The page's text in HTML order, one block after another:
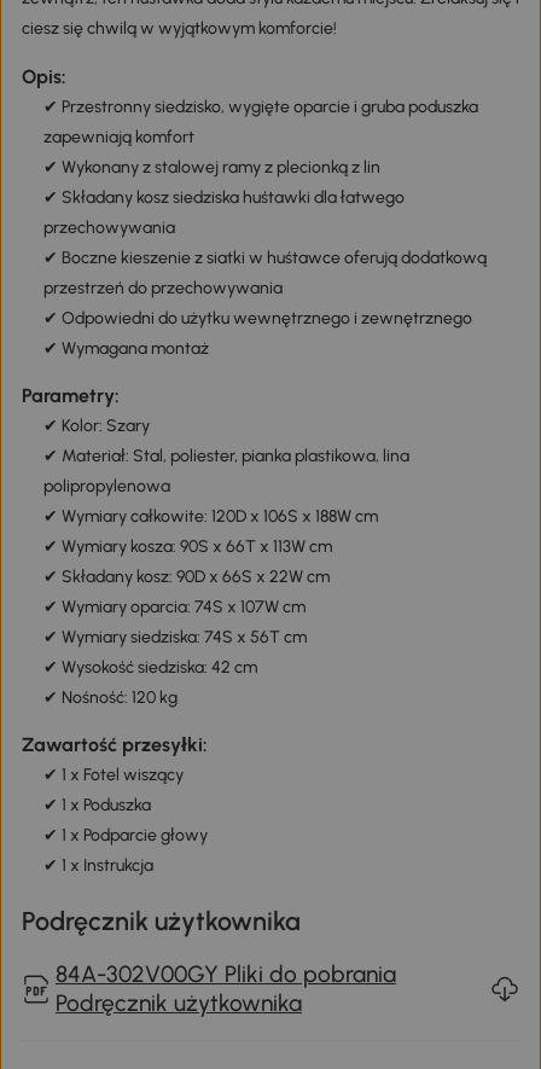
ciesz się chwilą w wyjątkowym komforcie!
Opis:
✔ Przestronny siedzisko, wygięte oparcie i gruba poduszka
zapewniają komfort
✔ Wykonany z stalowej ramy z plecionką z lin
✔ Składany kosz siedziska huśtawki dla łatwego
przechowywania
✔ Boczne kieszenie z siatki w huśtawce oferują dodatkową
przestrzeń do przechowywania
✔ Odpowiedni do użytku wewnętrznego i zewnętrznego
✔ Wymagana montaż
Parametry:
✔ Kolor: Szary
✔ Materiał: Stal, poliester, pianka plastikowa, lina
polipropylenowa
✔ Wymiary całkowite: 120D x 106S x 188W cm
✔ Wymiary kosza: 90S x 66T x 113W cm
✔ Składany kosz: 90D x 66S x 22W cm
✔ Wymiary oparcia: 74S x 107W cm
✔ Wymiary siedziska: 74S x 56T cm
✔ Wysokość siedziska: 42 cm
✔ Nośność: 120 kg
Zawartość przesyłki:
✔ 1 x Fotel wiszący
✔ 1 x Poduszka
✔ 1 x Podparcie głowy
✔ 1 x Instrukcja
Podręcznik użytkownika
84A-302V00GY Pliki do pobrania
Podręcznik użytkownika